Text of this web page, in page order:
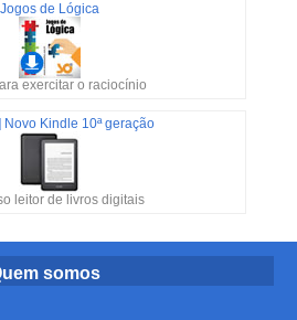
Jogos de Lógica
exercitar o raciocínio
Novo Kindle 10ª geração
leitor de livros digitais
somos